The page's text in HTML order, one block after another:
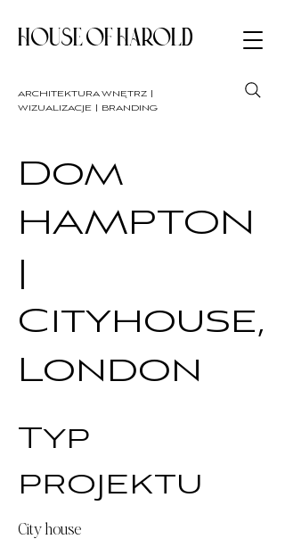
architektura wnętrz |
wizualizacje | branding
HOUSE OF HAROLD
Dom
HAMPTON
|
Cityhouse,
London
Typ
projektu
City house